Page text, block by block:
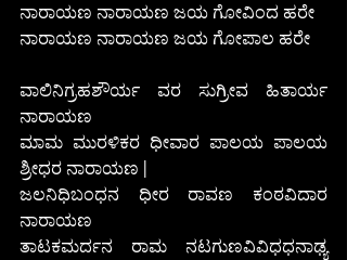
ನಾರಾಯಣ ನಾರಾಯಣ ಜಯ ಗೋವಿಂದ ಹರೇ
ನಾರಾಯಣ ನಾರಾಯಣ ಜಯ ಗೋಪಾಲ ಹರೇ
ವಾಲಿನಿಗ್ರಹಶೌರ್ಯ ವರ ಸುಗ್ರೀವ ಹಿತಾರ್ಯ
ನಾರಾಯಣ
ಮಾಮ ಮುರಳಿಕರ ಧೀವಾರ ಪಾಲಯ ಪಾಲಯ
ಶ್ರೀಧರ ನಾರಾಯಣ |
ಜಲನಿಧಿಬಂಧನ ಧೀರ ರಾವಣ ಕಂಠವಿದಾರ
ನಾರಾಯಣ
ತಾಟಕಮರ್ದನ ರಾಮ ನಟಗುಣವಿವಿಧಧನಾಢ್ಯ